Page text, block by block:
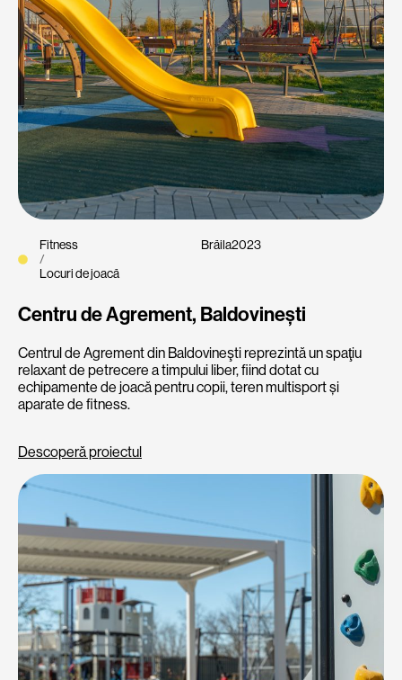
Fitness
/
Locuri de joacă
Brăila2023
Centru de Agrement, Baldovinești
Centrul de Agrement din Baldovineşti reprezintă un spaţiu
relaxant de petrecere a timpului liber, fiind dotat cu
echipamente de joacă pentru copii, teren multisport și
aparate de fitness.
Descoperă proiectul